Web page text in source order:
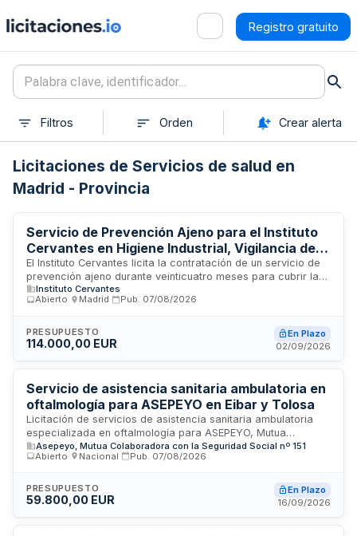
Registro gratuito
Filtros Orden Crear alerta
Licitaciones de Servicios de salud en
Madrid - Provincia
Servicio de Prevención Ajeno para el Instituto
Cervantes en Higiene Industrial, Vigilancia de la
Salud y Asesoramiento en Prevención de
Riesgos Laborales
El Instituto Cervantes licita la contratación de un servicio de
prevención ajeno durante veinticuatro meses para cubrir las
especialidades de higiene industrial, vigilancia de la salud y
asesoramiento en prevención de riesgos laborales. El
laborales, actualización del plan de prevención, realización
de campañas de reconocimientos médicos periódicos en los
presencial en las instalaciones del organismo durante seis
horas semanales, elaboración de informes y propuestas de
mejora en materia preventiva.
Instituto Cervantes
Abierto
Madrid Pub. 07/08/2026
PRESUPUESTO
114.000,00 EUR
En Plazo
02/09/2026
Servicio de asistencia sanitaria ambulatoria en
oftalmología para ASEPEYO en Eibar y Tolosa
Licitación de servicios de asistencia sanitaria ambulatoria
especializada en oftalmología para ASEPEYO, Mutua
Colaboradora con la Seguridad Social. El contrato
comprende la prestación de atención médica oftalmológica,
como consultas sucesivas en los municipios de Eibar y
Tolosa ubicados en Gipuzkoa. Las tarifas incluyen
resolución de patologías.
Asepeyo, Mutua Colaboradora con la Seguridad Social nº 151
Abierto
Nacional Pub. 07/08/2026
PRESUPUESTO
59.800,00 EUR
En Plazo
16/09/2026